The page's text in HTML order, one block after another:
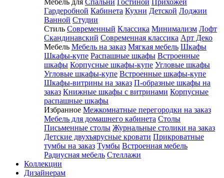
Мебель для Спальни Гостиной Прихожей
Гардеробной Кабинета Кухни Детской Лоджии
Ванной Студии
Стиль Современный Классика Минимализм Лофт
Скандинавский Современная классика Арт Деко
Мебель Мебель на заказ Мягкая мебель Шкафы
Шкафы-купе Распашные шкафы Встроенные
шкафы Корпусные шкафы-купе Угловые шкафы
Угловые шкафы-купе Встроенные шкафы-купе
Шкафы-витрины на заказ П-образные шкафы на
заказ Книжные шкафы с витринами Корпусные
распашные шкафы
Избранное Межкомнатные перегородки на заказ
Мебель для домашнего кабинета Столы
Письменные столы Журнальные столики на заказ
Детские двухъярусные кровати Прикроватные
тумбы на заказ Тумбы Встроенная мебель
Радиусная мебель Стеллажи
Коллекции
Дизайнерам